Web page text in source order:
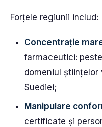
Forțele regiunii includ:
Concentrație
farmaceutici:
domeniul științelor
Suediei;
Manipulare
certificate și